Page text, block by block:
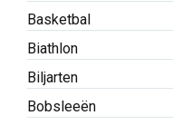
Basketbal
Biathlon
Biljarten
Bobsleeën